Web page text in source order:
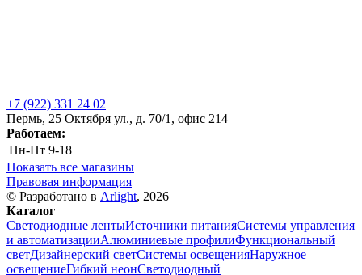
+7 (922) 331 24 02
Пермь, 25 Октября ул., д. 70/1, офис 214
Работаем:
Пн-Пт 9-18
Показать все магазины
Правовая информация
© Разработано в Arlight, 2026
Каталог
Светодиодные лентыИсточники питанияСистемы управления
и автоматизацииАлюминиевые профилиФункциональный
светДизайнерский светСистемы освещенияНаружное
освещениеГибкий неонСветодиодный